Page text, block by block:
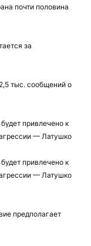
почти половина
за
тыс. сообщений о
привлечено к
— Латушко
привлечено к
— Латушко
предполагает